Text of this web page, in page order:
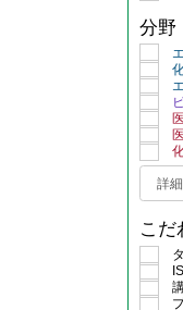
分野
こだ